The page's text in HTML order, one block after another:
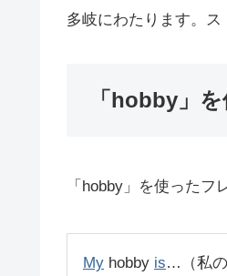
多岐にわたります。ス
「hobby」
「hobby」を使ったフ
My hobby is…（私